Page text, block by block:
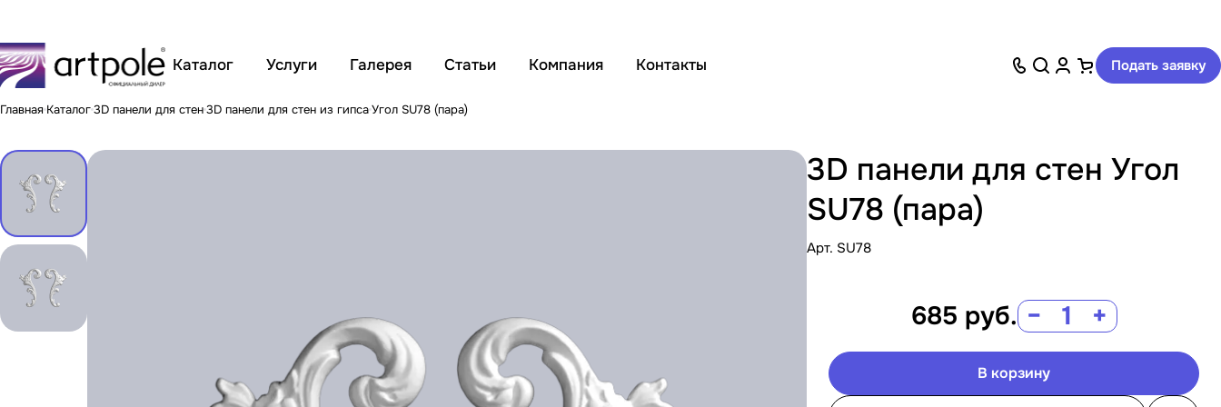
Каталог Услуги Галерея Статьи Компания Контакты Подать заявку
Главная Каталог3D панели для стен3D панели для стен из гипсаУгол SU78 (пара)
3D панели для стен Угол
SU78 (пара)
Арт. SU78
685 руб. − +
В корзину